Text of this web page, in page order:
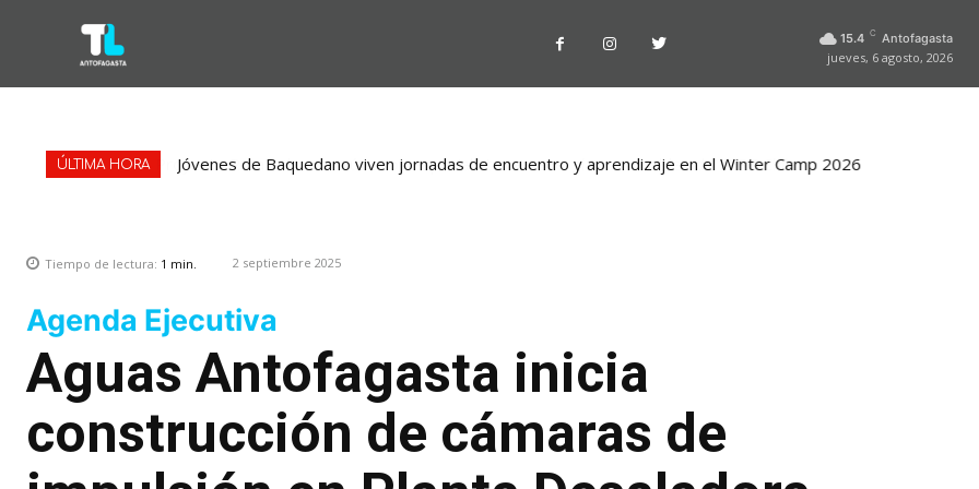
15.4 C Antofagasta
jueves, 6 agosto, 2026
ÚLTIMA HORA Jóvenes de Baquedano viven jornadas de encuentro y aprendizaje en el Winter Camp 2026
Tiempo de lectura: 1 min. 2 septiembre 2025
Agenda Ejecutiva
Aguas Antofagasta inicia
construcción de cámaras de